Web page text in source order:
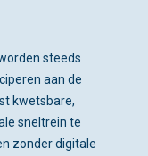
steeds
aan de
kwetsbare,
sneltrein te
zonder digitale